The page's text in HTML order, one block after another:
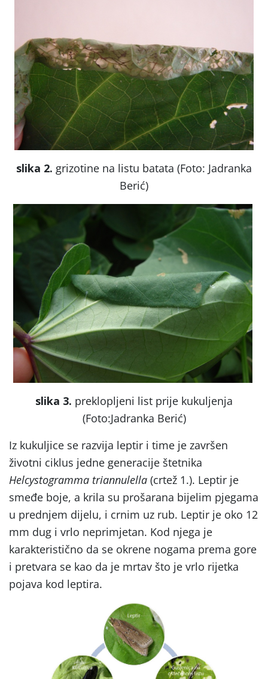
slika 2. grizotine na listu batata (Foto: Jadranka
Berić)
slika 3. preklopljeni list prije kukuljenja
(Foto:Jadranka Berić)
Iz kukuljice se razvija leptir i time je završen
životni ciklus jedne generacije štetnika
Helcystogramma triannulella (crtež 1.). Leptir je
smeđe boje, a krila su prošarana bijelim pjegama
u prednjem dijelu, i crnim uz rub. Leptir je oko 12
mm dug i vrlo neprimjetan. Kod njega je
karakteristično da se okrene nogama prema gore
i pretvara se kao da je mrtav što je vrlo rijetka
pojava kod leptira.